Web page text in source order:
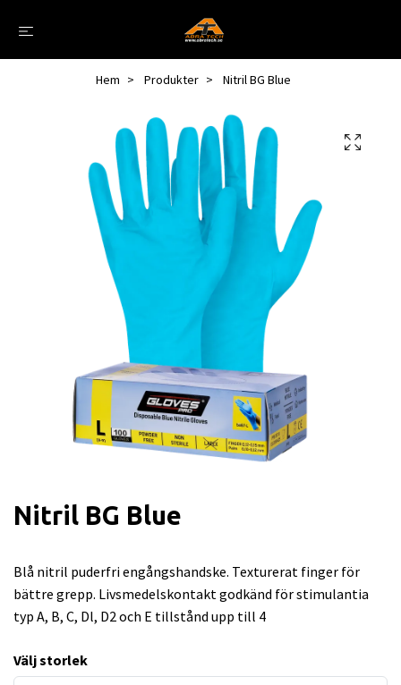
Hem Produkter Nitril BG Blue
Nitril BG Blue
Blå nitril puderfri engångshandske. Texturerat finger för
bättre grepp. Livsmedelskontakt godkänd för stimulantia
typ A, B, C, Dl, D2 och E tillstånd upp till 4
Välj storlek